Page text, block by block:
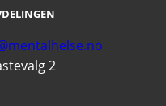
2